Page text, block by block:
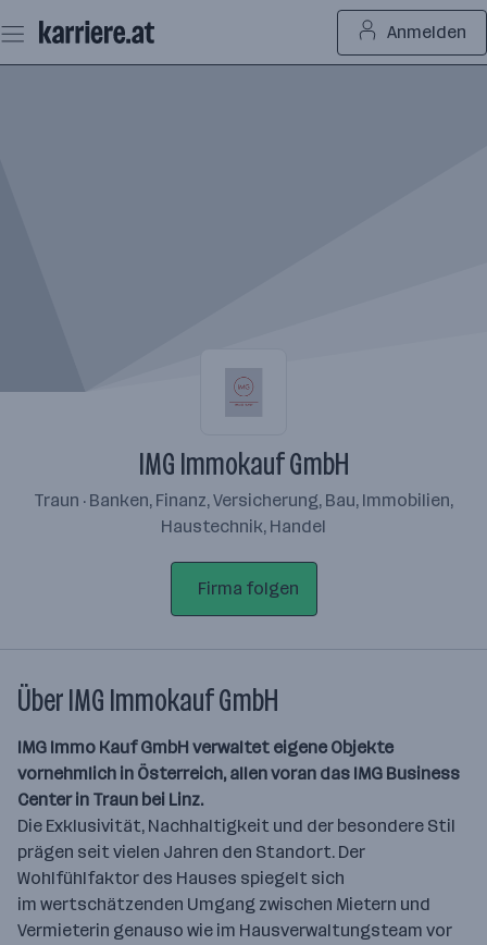
Seiteninhalt
springen
Anmelden
IMG Immokauf GmbH
Traun · Banken, Finanz, Versicherung, Bau, Immobilien,
Haustechnik, Handel
Firma folgen
Über IMG Immokauf GmbH
IMG Immo Kauf GmbH verwaltet eigene Objekte
vornehmlich in Österreich, allen voran das IMG Business
Center in Traun bei Linz.
Die Exklusivität, Nachhaltigkeit und der besondere Stil
prägen seit vielen Jahren den Standort. Der
Wohlfühlfaktor des Hauses spiegelt sich
im wertschätzenden Umgang zwischen Mietern und
Vermieterin genauso wie im Hausverwaltungsteam vor